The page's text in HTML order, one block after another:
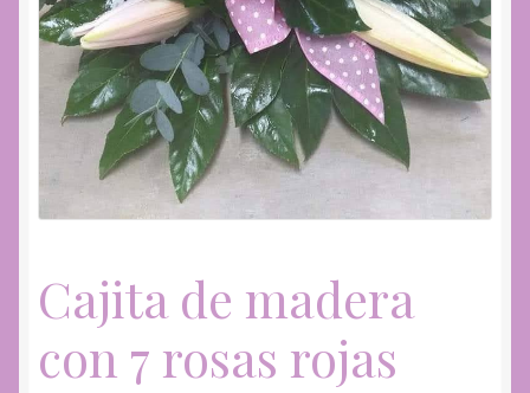
Cajita de madera
con 7 rosas rojas